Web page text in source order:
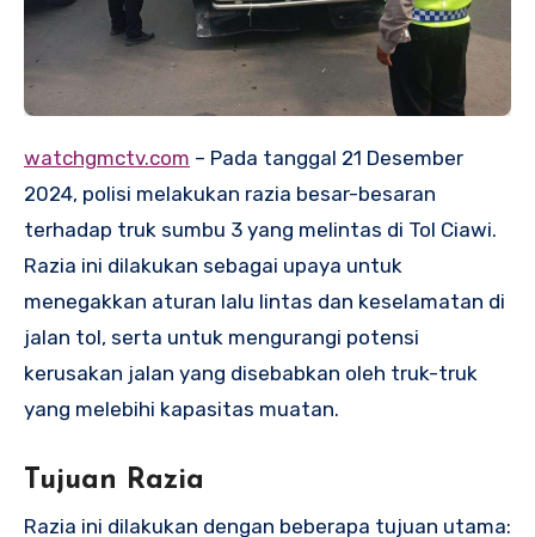
watchgmctv.com – Pada tanggal 21 Desember
2024, polisi melakukan razia besar-besaran
terhadap truk sumbu 3 yang melintas di Tol Ciawi.
Razia ini dilakukan sebagai upaya untuk
menegakkan aturan lalu lintas dan keselamatan di
jalan tol, serta untuk mengurangi potensi
kerusakan jalan yang disebabkan oleh truk-truk
yang melebihi kapasitas muatan.
Tujuan Razia
Razia ini dilakukan dengan beberapa tujuan utama: